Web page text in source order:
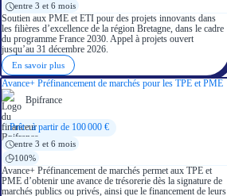
entre 3 et 6 mois
Soutien aux PME et ETI pour des projets innovants dans
les filières d’excellence de la région Bretagne, dans le cadre
du programme France 2030. Appel à projets ouvert
jusqu’au 31 décembre 2026.
En savoir plus
Avance+ Préfinancement de marchés pour les TPE et PME
Bpifrance
Prêt : à partir de 100 000 €
entre 3 et 6 mois
100%
Avance+ Préfinancement de marchés permet aux TPE et
PME d’obtenir une avance de trésorerie dès la signature de
marchés publics ou privés, ainsi que le financement de leurs